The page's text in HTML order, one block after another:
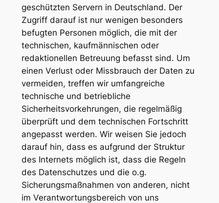
geschützten Servern in Deutschland. Der
Zugriff darauf ist nur wenigen besonders
befugten Personen möglich, die mit der
technischen, kaufmännischen oder
redaktionellen Betreuung befasst sind. Um
einen Verlust oder Missbrauch der Daten zu
vermeiden, treffen wir umfangreiche
technische und betriebliche
Sicherheitsvorkehrungen, die regelmäßig
überprüft und dem technischen Fortschritt
angepasst werden. Wir weisen Sie jedoch
darauf hin, dass es aufgrund der Struktur
des Internets möglich ist, dass die Regeln
des Datenschutzes und die o.g.
Sicherungsmaßnahmen von anderen, nicht
im Verantwortungsbereich von uns